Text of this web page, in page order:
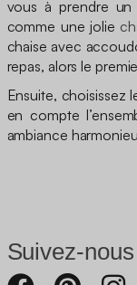
vous à prendre un
comme une jolie
chaise avec
repas, alors le
Ensuite, choisissez
en compte
ambiance
Suivez-nous